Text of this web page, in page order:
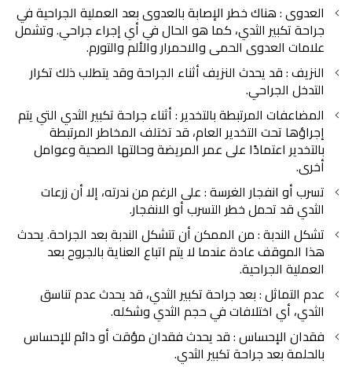
العدوى : هناك خطر الإصابة بالعدوى بعد العملية الجراحية في
جراحة تكبير الثدي، كما هو الحال في أي إجراء جراحي. وتشمل
علامات العدوى الحمى والاحمرار والألم والتورم.
النزيف : قد يحدث النزيف أثناء الجراحة وقد يتطلب ذلك تكرار
التدخل الجراحي.
المضاعفات المرتبطة بالتخدير : أثناء جراحة تكبير الثدي التي يتم
إجراؤها تحت التخدير العام، قد تختلف المخاطر المرتبطة
بالتخدير اعتمادًا على عمر المريضة وحالتها الصحية وعوامل
أخرى.
تسرب أو انفجار الغرسة : على الرغم من ندرته، إلا أن زرعات
الثدي قد تحمل خطر التسرب أو الانفجار.
تشكل الندبة : من الممكن أن تتشكل الندبة بعد الجراحة. يحدث
هذا الموقف عادة عندما لا يتم اتباع العناية بالجروح بعد
العملية الجراحية.
عدم التماثل : بعد جراحة تكبير الثدي، قد يحدث عدم تناسق
الثدي، أي اختلافات في حجم الثدي وشكله.
فقدان الإحساس : قد يحدث فقدان مؤقت أو دائم للإحساس
بالحلمة بعد جراحة تكبير الثدي.